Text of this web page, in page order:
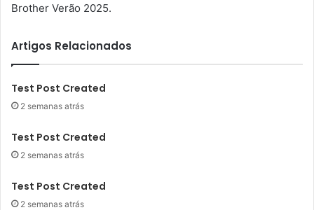
Brother Verão 2025.
Artigos Relacionados
Test Post Created
2 semanas atrás
Test Post Created
2 semanas atrás
Test Post Created
2 semanas atrás